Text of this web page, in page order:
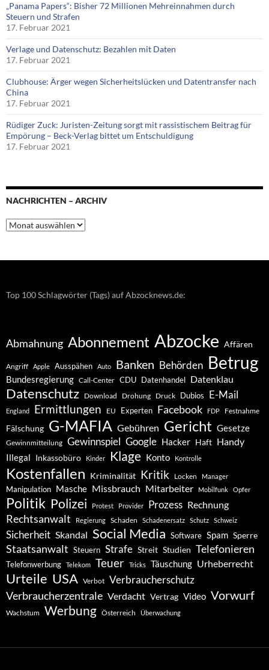
„Panama Papers“: Bisher 72 Millionen Mehreinnahmen durch
Steuern und Strafen
17. Februar 2021
Verlage und Datenschutz: Bezahlen mit Daten
17. Februar 2021
Clubhouse: Ärger wegen Sicherheitslücken und Datentransfer nach
China
17. Februar 2021
Rüdiger Zuck: Juristen-Zeitung sorgt mit rassistischem Beitrag für
Empörung – Beck-Verlag bittet um Entschuldigung
17. Februar 2021
NACHRICHTEN – ARCHIV
Nachrichten
–
Top 100 Schlagwörter (Tags) auf Abzocknews.de:
Abmahnung Abonnement Abzocke Affären
Angriff Apple Ausspähen Auto Banken Behörden Betrug
Bundesregierung Call-Center CDU Datenhandel Datenklau
Datenschutz Download Drohung Druck Dubios E-Mail
England Ermittlungen EU Experten Facebook FDP Festnahme
Fälschung G-MAFIA Gebühren Gericht Gesetze
Gewinnmitteilung Gewinnspiel Google Hacker Haft Handy
Illegal Inkassobüro Kinder Klage Konto Kontrolle
Kostenfallen Kriminalität Kritik Locken Manager
Manipulation Masche Missbrauch Mitarbeiter Mobilfunk Opfer
Politik Polizei Protest Provider Prozess Rechnung
Rechtsanwalt Regierung Schaden Schadenersatz Schutz Schweiz
Sicherheit Skandal Social Media Software Spam Sperre
Staatsanwalt Steuern Strafe Streit Studien Telefonieren
Telefonwerbung Telekom Teuer Tricks Täuschung Urheberrecht
Urteile USA Verbot Verbraucherschutz
Verbraucherzentrale Verdacht Vertrag Video Vorwurf
Wachstum Werbung Österreich Überwachung